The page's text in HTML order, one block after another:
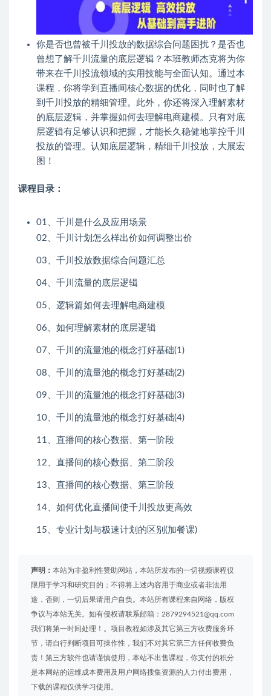
你是否也曾被千川投放的数据综合问题困扰？是否也
曾想了解千川流量的底层逻辑？本班教师杰克将为你
带来在千川投流领域的实用技能与全面认知。通过本
课程，你将学到直播间核心数据的优化，同时也了解
到千川投放的精细管理。此外，你还将深入理解素材
的底层逻辑，并掌握如何去理解电商建模。只有对底
层逻辑有足够认识和把握，才能长久稳健地掌控千川
投放的管理。认知底层逻辑，精细千川投放，大展宏
图！
课程目录：
01、千川是什么及应用场景
02、千川计划怎么样出价如何调整出价
03、千川投放数据综合问题汇总
04、千川流量的底层逻辑
05、逻辑篇如何去理解电商建模
06、如何理解素材的底层逻辑
07、千川的流量池的概念打好基础(1)
08、千川的流量池的概念打好基础(2)
09、千川的流量池的概念打好基础(3)
10、千川的流量池的概念打好基础(4)
11、直播间的核心数据、第一阶段
12、直播间的核心数据、第二阶段
13、直播间的核心数据、第三阶段
14、如何优化直播间使千川投放更高效
15、专业计划与极速计划的区别(加餐课)
声明： 本站为非盈利性赞助网站，本站所发布的一切视频课程仅
限用于学习和研究目的；不得将上述内容用于商业或者非法用
途，否则，一切后果请用户自负。本站所有课程来自网络，版权
争议与本站无关。如有侵权请联系邮箱：2879294521@qq.com
我们将第一时间处理！。项目教程如涉及其它第三方收费服务环
节，请自行判断项目可操作性，我们不对其它第三方任何收费负
责！第三方软件也请谨慎使用，本站不出售课程，你支付的积分
是本网站的运维成本费用及用户网络搜集资源的人力付出费用，
下载的课程仅供学习使用。